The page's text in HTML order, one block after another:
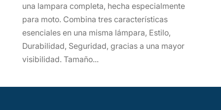
una lampara completa, hecha especialmente
para moto. Combina tres características
esenciales en una misma lámpara, Estilo,
Durabilidad, Seguridad, gracias a una mayor
visibilidad. Tamaño...